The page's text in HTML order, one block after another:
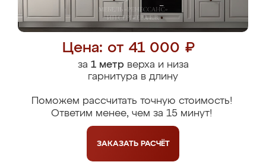
Цена: от 41 000 ₽
за 1 метрверха и низа
гарнитура в длину
Поможем рассчитать точную стоимость!
Ответим менее, чем за 15 минут!
ЗАКАЗАТЬ РАСЧЁТ